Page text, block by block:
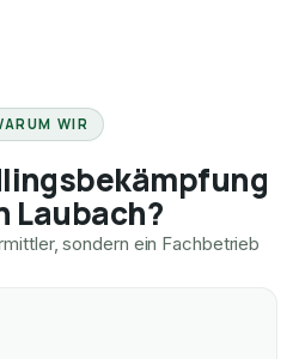
WIR
Laubach?
sondern ein Fachbetrieb